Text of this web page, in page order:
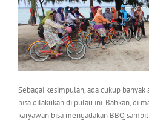
Sebagai kesimpulan, ada cukup
bisa dilakukan di pulau ini. Bahkan, di
karyawan bisa mengadakan BBQ